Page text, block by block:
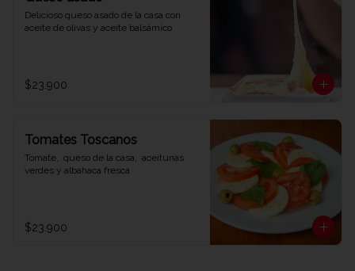
Delicioso queso asado de la casa con
aceite de olivas y aceite balsámico
$23.900
Tomates Toscanos
Tomate,  queso de la casa,  aceitunas
verdes y albahaca fresca
$23.900